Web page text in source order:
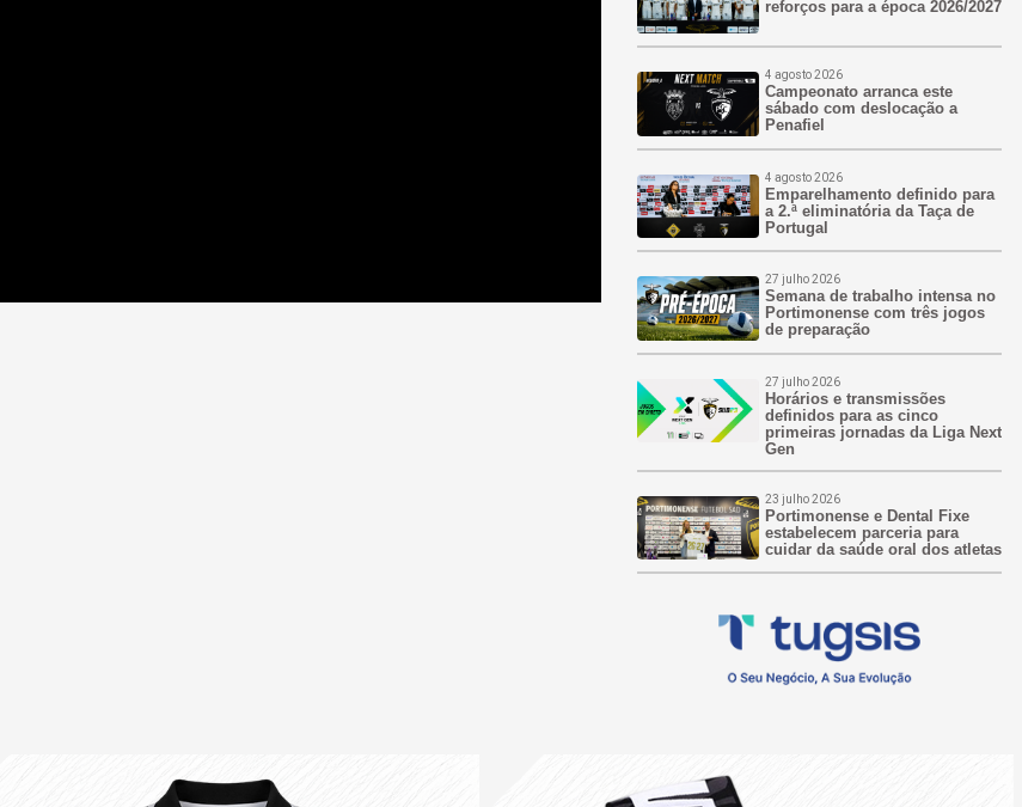
reforços para a época 2026/2027
4 agosto 2026
Campeonato arranca este
sábado com deslocação a
Penafiel
4 agosto 2026
Emparelhamento definido para
a 2.ª eliminatória da Taça de
Portugal
27 julho 2026
Semana de trabalho intensa no
Portimonense com três jogos
de preparação
27 julho 2026
Horários e transmissões
definidos para as cinco
primeiras jornadas da Liga Next
Gen
23 julho 2026
Portimonense e Dental Fixe
estabelecem parceria para
cuidar da saúde oral dos atletas